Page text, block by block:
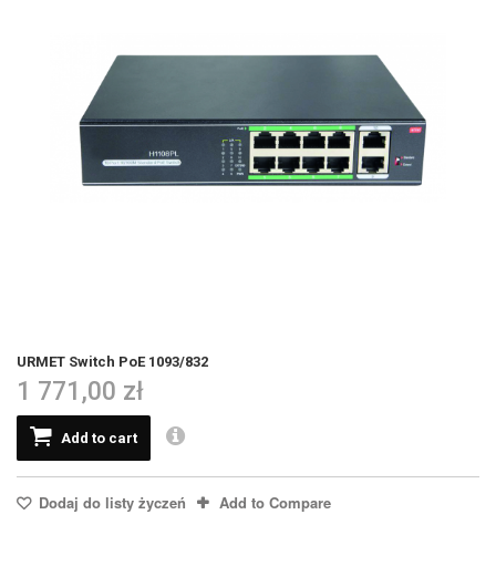
URMET Switch PoE 1093/832
1 771,00 zł
Add to cart
Dodaj do listy życzeń Add to Compare